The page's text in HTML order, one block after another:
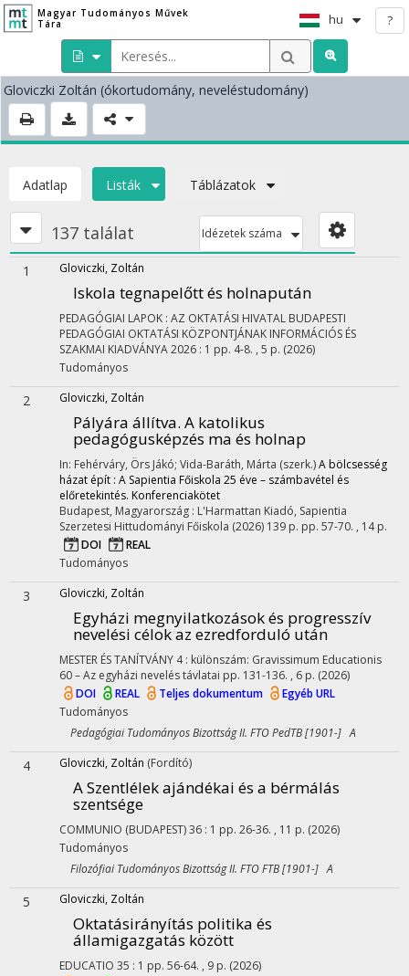
Magyar Tudományos Művek
Tára
hu ?
Gloviczki Zoltán (ókortudomány, neveléstudomány)
Adatlap Listák Táblázatok
137 találat Idézetek száma
1 Gloviczki, Zoltán
Iskola tegnapelőtt és holnapután
PEDAGÓGIAI LAPOK : AZ OKTATÁSI HIVATAL BUDAPESTI
PEDAGÓGIAI OKTATÁSI KÖZPONTJÁNAK INFORMÁCIÓS ÉS
SZAKMAI KIADVÁNYA2026 : 1 pp. 4-8. , 5 p. (2026)
Tudományos
2 Gloviczki, Zoltán
Pályára állítva. A katolikus
pedagógusképzés ma és holnap
In: Fehérváry, Örs Jákó; Vida-Baráth, Márta (szerk.)A bölcsesség
házat épít : A Sapientia Főiskola 25 éve – számbavétel és
előretekintés. Konferenciakötet
Budapest, Magyarország : L'Harmattan Kiadó, Sapientia
Szerzetesi Hittudományi Főiskola (2026) 139 p. pp. 57-70. , 14 p.
DOI
REAL
Tudományos
3 Gloviczki, Zoltán
Egyházi megnyilatkozások és progresszív
nevelési célok az ezredforduló után
MESTER ÉS TANÍTVÁNY 4: különszám: Gravissimum Educationis
60 – Az egyházi nevelés távlatai pp. 131-136. , 6 p. (2026)
DOI
REAL Teljes dokumentum
Egyéb URL
Tudományos
Pedagógiai Tudományos Bizottság II. FTO PedTB [1901-] A
4 Gloviczki, Zoltán (Fordító)
A Szentlélek ajándékai és a bérmálás
szentsége
COMMUNIO (BUDAPEST)36 : 1 pp. 26-36. , 11 p. (2026)
Tudományos
Filozófiai Tudományos Bizottság II. FTO FTB [1901-] A
5 Gloviczki, Zoltán
Oktatásirányítás politika és
államigazgatás között
EDUCATIO 35 : 1 pp. 56-64. , 9 p. (2026)